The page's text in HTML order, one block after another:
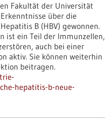
Fakultät der Universität
über die
B (HBV) gewonnen.
ist ein Teil der Immunzellen,
auch bei einer
aktiv. Sie können weiterhin
beitragen.
hepatitis-b-neue-